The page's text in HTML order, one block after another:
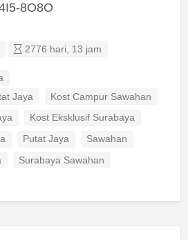
8O8O
2776 hari, 13 jam
Jaya
Kost Campur Sawahan
Kost Eksklusif Surabaya
Putat Jaya Sawahan
Surabaya Sawahan